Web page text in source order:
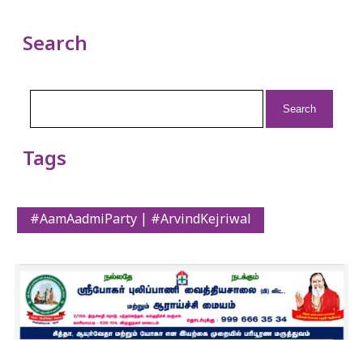
Search
Tags
#AamAadmiParty | #ArvindKejriwal